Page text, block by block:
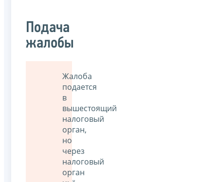
Подача
жалобы
Жалоба
подается
в
вышестоящий
налоговый
орган,
но
через
налоговый
орган